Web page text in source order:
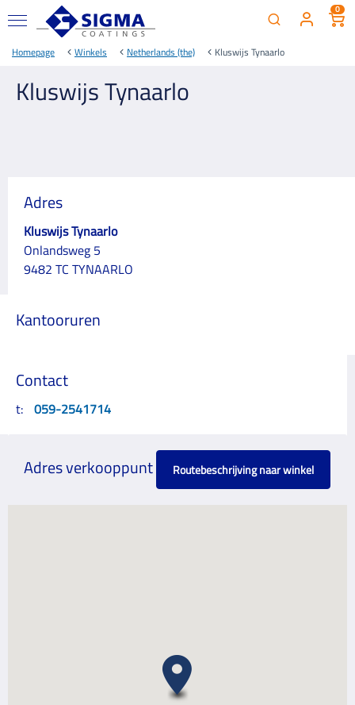
0
Homepage Winkels Netherlands (the) Kluswijs Tynaarlo
Kluswijs Tynaarlo
Adres
Kluswijs Tynaarlo
Onlandsweg 5
9482 TC TYNAARLO
Kantooruren
Contact
t: 059-2541714
Adres verkooppunt Routebeschrijving naar winkel